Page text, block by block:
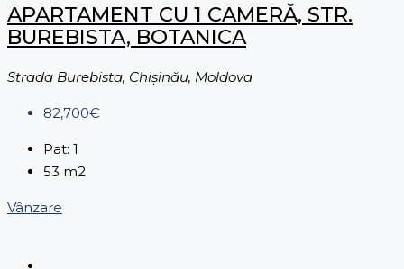
APARTAMENT CU 1 CAMERĂ, STR.
BUREBISTA, BOTANICA
Strada Burebista, Chișinău, Moldova
82,700€
Pat: 1
53 m2
Vânzare